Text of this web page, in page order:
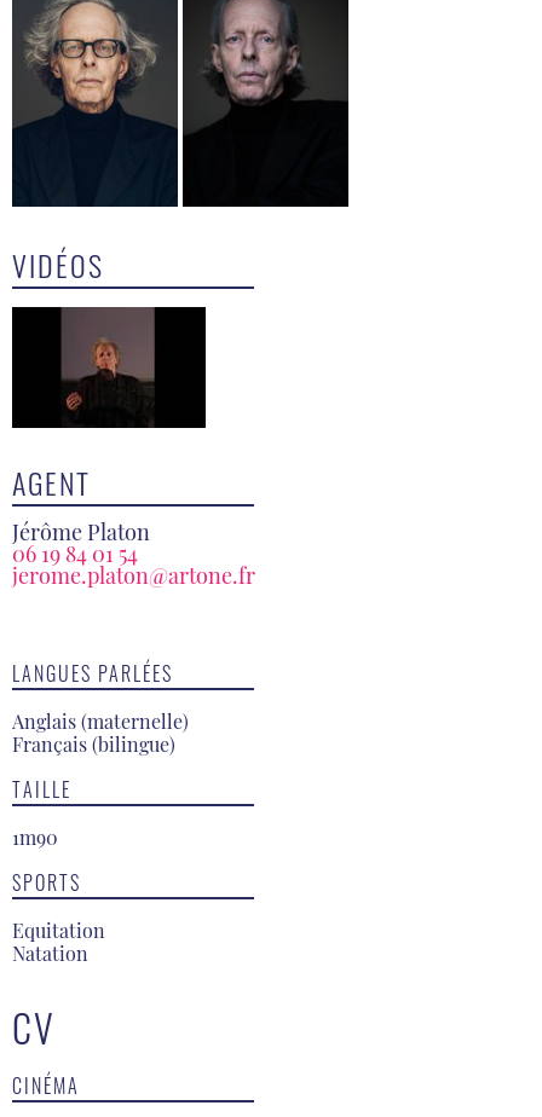
VIDÉOS
AGENT
Jérôme Platon
06 19 84 01 54
jerome.platon@artone.fr
LANGUES PARLÉES
Anglais (maternelle)
Français (bilingue)
TAILLE
1m90
SPORTS
Equitation
Natation
CV
CINÉMA